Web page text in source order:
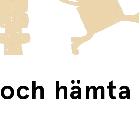
och presenttips:
badkar eller simtur
och strandutflykter
snabbt – idealisk för små, aktiva
eller sommarpresent till
av detta är tydligt märkta, och
visas i kassan.
för mer än 1500:-
hämta